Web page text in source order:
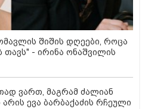
შიშის დღეები, როცა
- ირინა ონაშვილის
ვართ, მაგრამ ძალიან
არის ევა ბარბაქაძის რჩეული